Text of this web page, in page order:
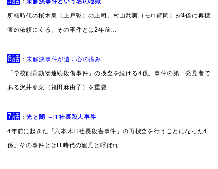
所轄時代の桜木泉（上戸彩）の上司、村山武実（モロ師岡）が4係に再捜
査の依頼にくる。その事件とは2年前…
6話 ：未解決事件が遺す心の痛み
「学校飼育動物連続殺傷事件」の捜査を続ける4係。事件の第一発見者で
ある沢井春菜（福田麻由子）を重要…
7話 ：光と闇 ～IT社長殺人事件
4年前に起きた「六本木IT社長殺害事件」の再捜査を行うことになった4
係。その事件とはIT時代の寵児と呼ばれ…